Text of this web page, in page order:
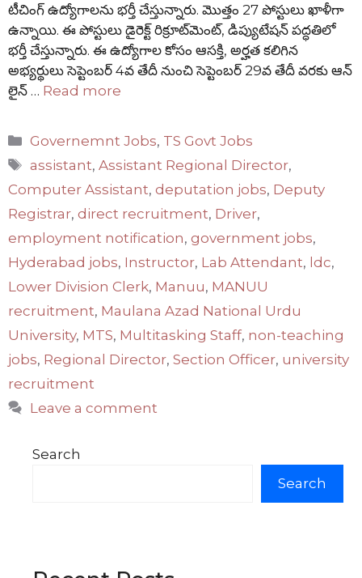
టీచింగ్ ఉద్యోగాలను భర్తీ చేస్తున్నారు. మొత్తం 27 పోస్టులు ఖాళీగా
ఉన్నాయి. ఈ పోస్టులు డైరెక్ట్ రిక్రూట్‌మెంట్, డిప్యుటేషన్ పద్ధతిలో
భర్తీ చేస్తున్నారు. ఈ ఉద్యోగాల కోసం ఆసక్తి, అర్హత కలిగిన
అభ్యర్థులు సెప్టెంబర్ 4వ తేదీ నుంచి సెప్టెంబర్ 29వ తేదీ వరకు ఆన్
లైన్ … Read more
Categories
Governemnt Jobs, TS Govt Jobs
Tags
assistant,Assistant Regional Director,
Computer Assistant, deputation jobs, Deputy
Registrar, direct recruitment, Driver,
employment notification, government jobs,
Hyderabad jobs, Instructor, Lab Attendant, ldc,
Lower Division Clerk, Manuu, MANUU
recruitment, Maulana Azad National Urdu
University, MTS, Multitasking Staff, non-teaching
jobs, Regional Director, Section Officer, university
recruitment
Leave a comment
Search
Search